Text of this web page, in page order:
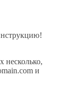
несколько,
и